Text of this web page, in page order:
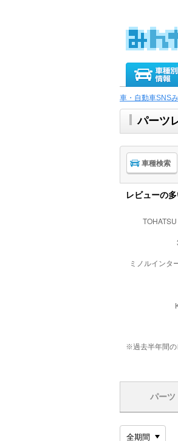
車・自動車SNS
パーツ
車種検索
レビューの
※過去半年間の
パーツ